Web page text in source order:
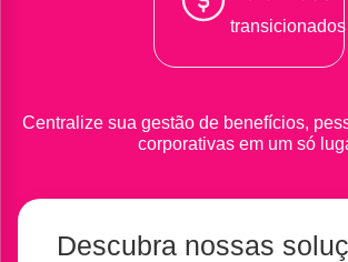
transicionados
Centralize sua gestão de benefícios,
corporativas em um só
Descubra nossas